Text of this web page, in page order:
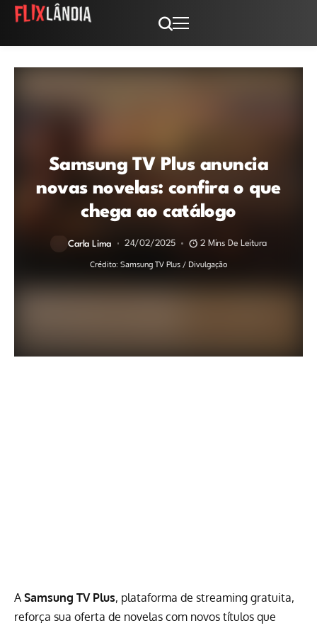
Samsung TV Plus anuncia
novas novelas: confira o que
chega ao catálogo
Carla Lima 24/02/2025 2 Mins De Leitura
Crédito: Samsung TV Plus / Divulgação
A Samsung TV Plus, plataforma de streaming gratuita,
reforça sua oferta de novelas com novos títulos que